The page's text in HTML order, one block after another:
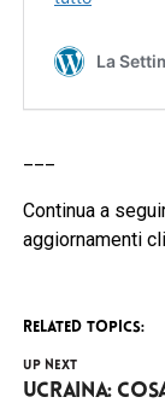
Continua a
aggiornamenti
RELATED TOPICS:
UP NEXT
Ucraina: